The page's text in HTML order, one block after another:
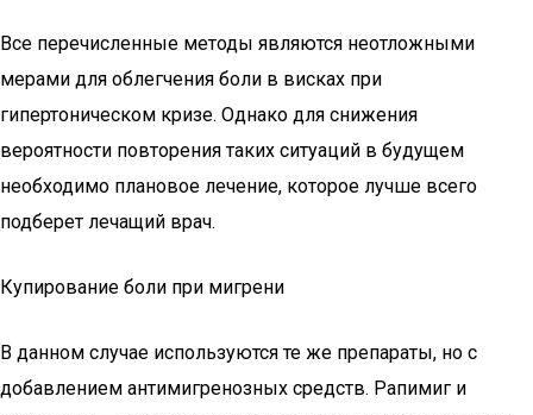
Все перечисленные методы являются неотложными
мерами для облегчения боли в висках при
гипертоническом кризе. Однако для снижения
вероятности повторения таких ситуаций в будущем
необходимо плановое лечение, которое лучше всего
подберет лечащий врач.
Купирование боли при мигрени
В данном случае используются те же препараты, но с
добавлением антимигренозных средств. Рапимиг и